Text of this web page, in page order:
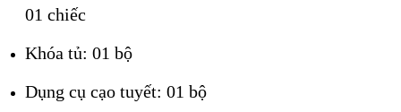
01 chiếc
Khóa tủ: 01 bộ
Dụng cụ cạo tuyết: 01 bộ